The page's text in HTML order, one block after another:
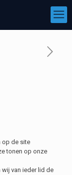
op de site
tonen op onze
van ieder lid de